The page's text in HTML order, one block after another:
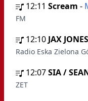
12:11 Scream -
FM
12:10 JAX
Radio Eska Zielona
12:07SIA /
ZET